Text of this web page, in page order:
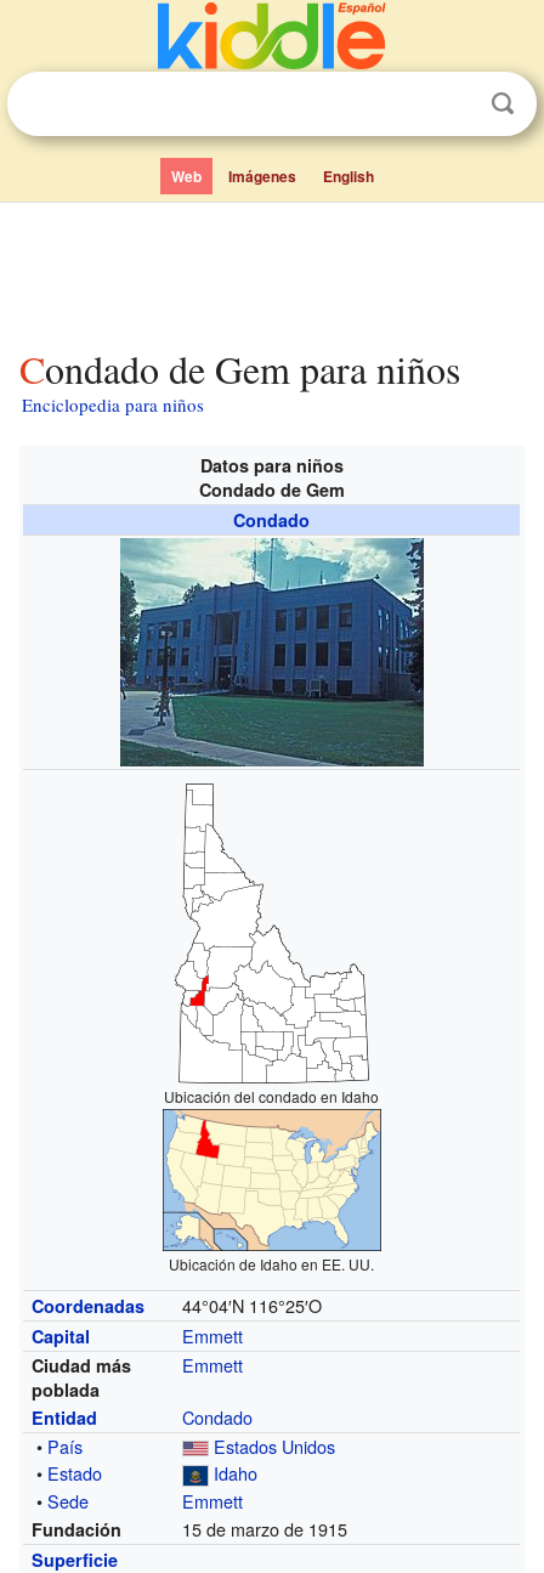
Web Imágenes English
Condado de Gem para niños
Enciclopedia para niños
Datos para niños
Condado de Gem
Condado
Ubicación del condado en Idaho
Ubicación de Idaho en EE. UU.
Coordenadas 44°04′N 116°25′O
Capital Emmett
Ciudad más
poblada
Emmett
Entidad
Condado
• País
Estados Unidos
• Estado
Idaho
•Sede Emmett
Fundación 15 de marzo de 1915
Superficie